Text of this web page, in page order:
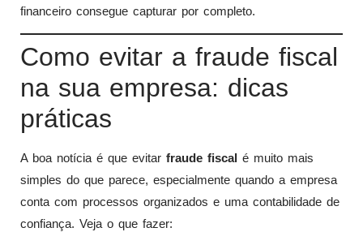
financeiro consegue capturar por completo.
Como evitar a fraude fiscal
na sua empresa: dicas
práticas
A boa notícia é que evitar fraude fiscal é muito mais
simples do que parece, especialmente quando a empresa
conta com processos organizados e uma contabilidade de
confiança. Veja o que fazer: